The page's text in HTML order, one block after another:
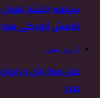
سیاهه انتشار
کاهش آلودگی هوا
1 روز پیش
علل مرگ زنان در
صدر